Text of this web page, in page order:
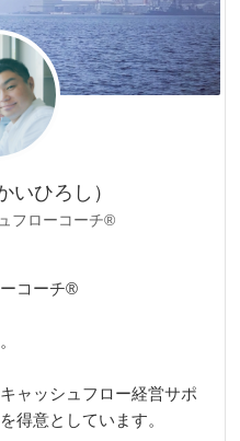
いひろし）
フローコーチ®
コーチ®
ャッシュフロー経営サポ
得意としています。